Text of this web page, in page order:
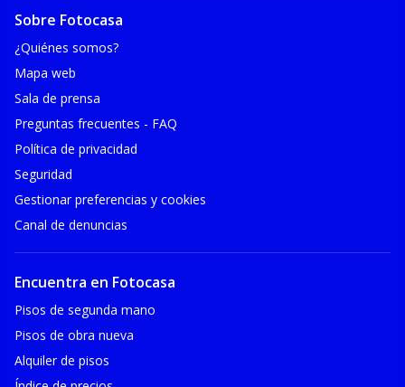
Sobre Fotocasa
¿Quiénes somos?
Mapa web
Sala de prensa
Preguntas frecuentes - FAQ
Política de privacidad
Seguridad
Gestionar preferencias y cookies
Canal de denuncias
Encuentra en Fotocasa
Pisos de segunda mano
Pisos de obra nueva
Alquiler de pisos